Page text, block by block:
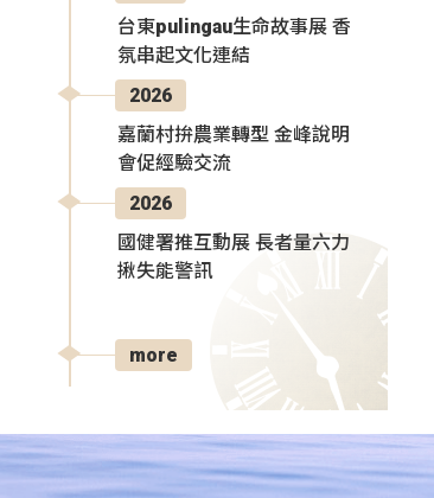
台東pulingau生命故事展 香
氛串起文化連結
2026
嘉蘭村拚農業轉型 金峰說明
會促經驗交流
2026
國健署推互動展 長者量六力
揪失能警訊
more